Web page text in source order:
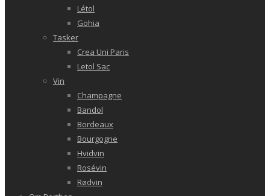
Létol
Gohia
Tasker
Crea Uni Paris
Letol Sac
Vin
Champagne
Bandol
Bordeaux
Bourgogne
Hvidvin
Rosévin
Rødvin